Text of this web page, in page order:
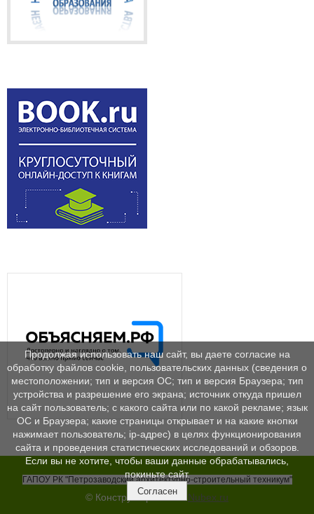
ГАПОУ РК "Петрозаводский архитектурно-строительный техникум"
© Конструктор сайтовNubex.ru
Продолжая использовать наш сайт, вы даете согласие на
обработку файлов cookie, пользовательских данных (сведения о
местоположении; тип и версия ОС; тип и версия Браузера; тип
устройства и разрешение его экрана; источник откуда пришел
на сайт пользователь; с какого сайта или по какой рекламе; язык
ОС и Браузера; какие страницы открывает и на какие кнопки
нажимает пользователь; ip-адрес) в целях функционирования
сайта и проведения статистических исследований и обзоров.
Если вы не хотите, чтобы ваши данные обрабатывались,
покиньте сайт.
Согласен